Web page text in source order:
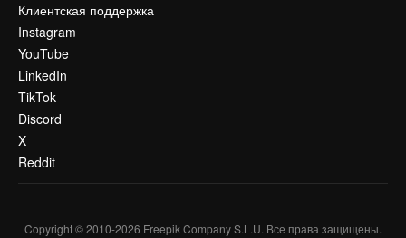
Клиентская поддержка
Instagram
YouTube
LinkedIn
TikTok
Discord
X
Reddit
Copyright © 2010-2026 Freepik Company S.L.U. Все права защищены.